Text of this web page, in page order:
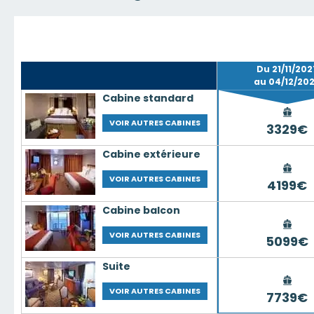
Cabine standard
VOIR AUTRES CABINES
Cabine extérieure
VOIR AUTRES CABINES
Cabine balcon
VOIR AUTRES CABINES
Suite
VOIR AUTRES CABINES
Du 21/11/
au 04/12/
3329€
4199€
5099€
7739€